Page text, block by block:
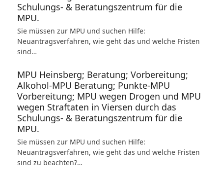
Schulungs- & Beratungszentrum für die
MPU.
Sie müssen zur MPU und suchen Hilfe:
Neuantragsverfahren, wie geht das und welche Fristen
sind…
MPU Heinsberg; Beratung; Vorbereitung;
Alkohol-MPU Beratung; Punkte-MPU
Vorbereitung; MPU wegen Drogen und MPU
wegen Straftaten in Viersen durch das
Schulungs- & Beratungszentrum für die
MPU.
Sie müssen zur MPU und suchen Hilfe:
Neuantragsverfahren, wie geht das und welche Fristen
sind zu beachten?…